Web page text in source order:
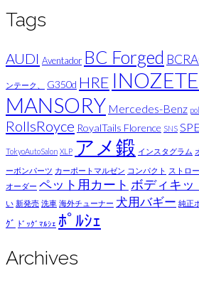
Tags
AUDI Aventador BC Forged
ンテーク、 G350d HRE
MANSORY Mercedes-Benz
RollsRoyce RoyalTails Florence SNS
TokyoAutoSalon XLP アメ鍛 インスタグラム
ーボンパーツ カーポートマルゼン コンパクト ストロ
オーダー ペット用カート ボディキッ
い 新発売 洗車 海外チューナー 犬用バギー 純正
ｸﾞ
ﾄﾞｯｸﾞﾏﾙｼｪ ﾎﾟﾙｼｪ
Archives